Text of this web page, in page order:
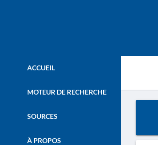
ACCUEIL
MOTEUR DE RECHERCHE
SOURCES
À PROPOS